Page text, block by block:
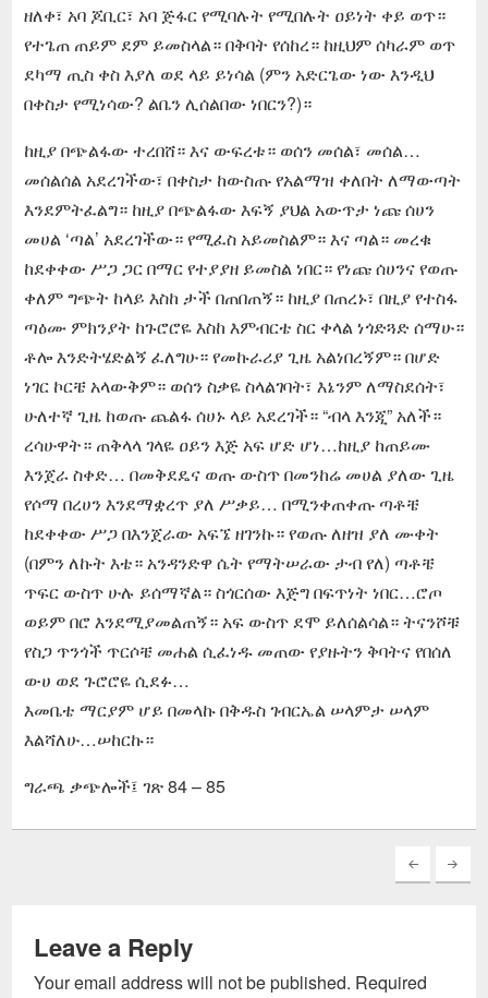
ዘለቀ፣ አባ ጆቢር፣ አባ ጅፋር የሚባሉት የሚበሉት ዐይነት ቀይ ወጥ።
የተጌጠ ጠይም ደም ይመስላል። በቅባት የሰከረ። ከዚህም ሰካራም ወጥ
ደካማ ጢስ ቀስ እያለ ወደ ላይ ይነሳል (ምን አድርጌው ነው እንዲህ
በቀስታ የሚነሳው? ልቤን ሊሰልበው ነበርን?)።
ከዚያ በጭልፋው ተረበሸ። እና ውፍረቱ። ወሰን መሰል፣ መሰል…
መሰልሰል አደረገችው፣ በቀስታ ከውስጡ የአልማዝ ቀለበት ለማውጣት
እንደምትፈልግ። ከዚያ በጭልፋው እፍኝ ያህል አውጥታ ነጩ ሰሀን
መሀል ‘ጣል’ አደረገችው። የሚፈስ አይመስልም። እና ጣል። መረቁ
ከደቀቀው ሥጋ ጋር በማር የተያያዘ ይመስል ነበር። የነጩ ሰሀንና የወጡ
ቀለም ግጭት ከላይ እስከ ታች በጠበጠኝ። ከዚያ በጠረኑ፣ በዚያ የተስፋ
ጣዕሙ ምክንያት ከጉሮሮዬ እስከ እምብርቴ ስር ቀላል ነጎድጓድ ሰማሁ።
ቶሎ እንድትሄድልኝ ፈለግሁ። የመኩራሪያ ጊዜ አልነበረኝም። በሆድ
ነገር ኮርቼ አላውቅም። ወሰን ስቃዬ ስላልገባት፣ እኔንም ለማስደሰት፣
ሁለተኛ ጊዜ ከወጡ ጨልፋ ሰሀኑ ላይ አደረገች። “ብላ እንጂ” አለች።
ረሳሁዋት። ጠቅላላ ገላዬ ዐይን እጅ አፍ ሆድ ሆነ…ከዚያ ከጠይሙ
እንጀራ ስቀድ… በመቅደዴና ወጡ ውስጥ በመንከሬ መሀል ያለው ጊዜ
የሶማ በረሀን እንደማቋረጥ ያለ ሥቃይ… በሚንቀጠቀጡ ጣቶቼ
ከደቀቀው ሥጋ በእንጀራው አፍኜ ዘገንኩ። የወጡ ለዘዝ ያለ ሙቀት
(በምን ለኩት እቴ። አንዳንድዋ ሴት የማትሠራው ታብ የለ) ጣቶቼ
ጥፍር ውስጥ ሁሉ ይሰማኛል። ስጎርሰው እጅግ በፍጥነት ነበር…ሮጦ
ወይም በሮ እንደሚያመልጠኝ። አፍ ውስጥ ደሞ ይለሰልሳል። ትናንሾቹ
የስጋ ጥንጎች ጥርሶቼ መሐል ሲፈነዱ መጠው የያዙትን ቅባትና የበሰለ
ውሀ ወደ ጉሮሮዬ ሲደፉ…
እመቤቴ ማርያም ሆይ በመላኩ በቅዱስ ገብርኤል ሠላምታ ሠላም
እልሻለሁ…ሠከርኩ።
ግራጫ ቃጭሎች፤ ገጽ 84 – 85
Leave a Reply
Your email address will not be published. Required